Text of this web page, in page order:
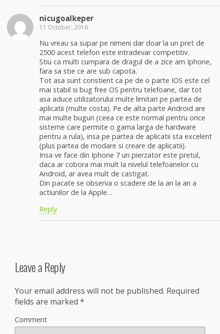
nicugoalkeper
11 October, 2016
Nu vreau sa supar pe nimeni dar doar la un pret de
2500 acest telefon este intradevar competitiv.
Stiu ca multi cumpara de dragul de a zice am Iphone,
fara sa stie ce are sub capota.
Tot asa sunt constient ca pe de o parte IOS este cel
mai stabil si bug free OS pentru telefoane, dar tot
asa aduce utilizatorului multe limitari pe partea de
aplicatii (multe costa). Pe de alta parte Android are
mai multe buguri (ceea ce este normal pentru orice
sisteme care permite o gama larga de hardware
pentru a rula), insa pe partea de aplicatii sta excelent
(plus partea de modare si creare de aplicatii).
Insa ve face din Iphone 7 un pierzator este pretul,
daca ar cobora mai mult la nivelul telefoanelor cu
Android, ar avea mult de castigat.
Din pacate se observa o scadere de la an la an a
actiunilor de la Apple…
Reply
Leave a Reply
Your email address will not be published. Required
fields are marked *
Comment